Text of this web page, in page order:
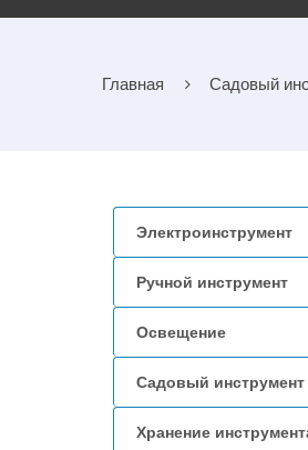
Главная Садовый
Электроинструмент
Ручной инструмент
Освещение
Садовый инструмент
Хранение